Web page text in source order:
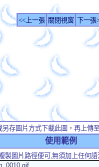
<<上一張 關閉視窗 下一張
存圖片方式下載此圖，再上傳
使用範例
製圖片路徑便可,無須加上任何語